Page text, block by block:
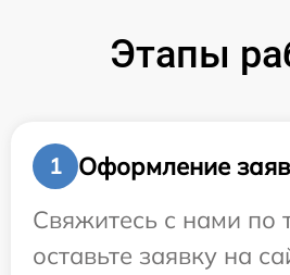
Этапы
1
Оформление
Свяжитесь с нами по
оставьте заявку на